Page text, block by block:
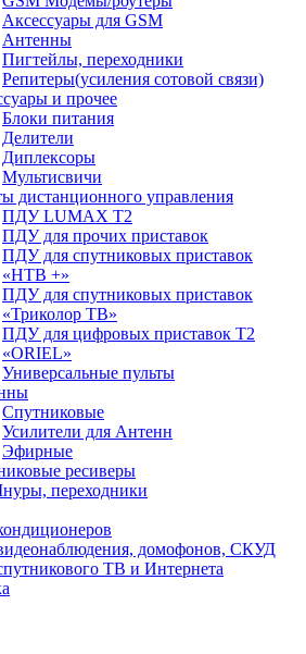
Аксессуары для GSM
Антенны
Пигтейлы, переходники
Репитеры(усиления сотовой связи)
и прочее
Блоки питания
Делители
Диплексоры
Мультисвичи
дистанционного управления
ПДУ LUMAX Т2
ПДУ для прочих приставок
ПДУ для спутниковых приставок
«НТВ +»
ПДУ для спутниковых приставок
«Триколор ТВ»
ПДУ для цифровых приставок Т2
«ORIEL»
Универсальные пульты
Спутниковые
Усилители для Антенн
Эфирные
ресиверы
переходники
домофонов, СКУД
ТВ и Интернета